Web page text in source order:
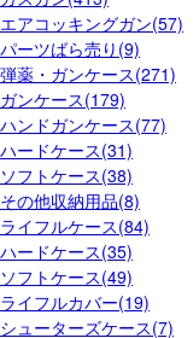
エアコッキングガン(57)
パーツばら売り(9)
弾薬・ガンケース(271)
ガンケース(179)
ハンドガンケース(77)
ハードケース(31)
ソフトケース(38)
その他収納用品(8)
ライフルケース(84)
ハードケース(35)
ソフトケース(49)
ライフルカバー(19)
シューターズケース(7)